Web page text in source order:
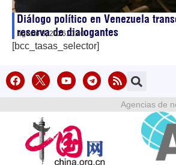
Diálogo político en Venezuela
reserva de dialogantes
agosto 8, 202610:40
[bcc_tasas_selector]
Agencias de